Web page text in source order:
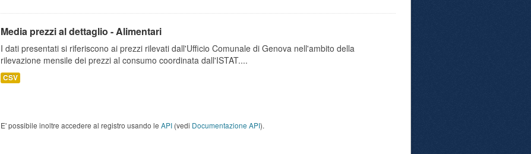
Media prezzi al dettaglio - Alimentari
I dati presentati si riferiscono ai prezzi rilevati dall'Ufficio Comunale di Genova nell'ambito della
rilevazione mensile dei prezzi al consumo coordinata dall'ISTAT....
CSV
E' possibile inoltre accedere al registro usando le API (vedi Documentazione API).